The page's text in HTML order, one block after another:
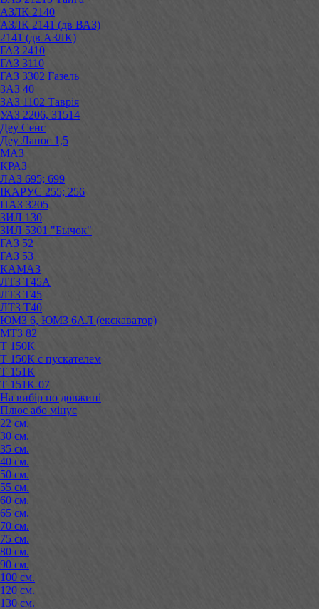
АЗЛК 2140
АЗЛК 2141 (дв ВАЗ)
2141 (дв АЗЛК)
ГАЗ 2410
ГАЗ 3110
ГАЗ 3302 Газель
ЗАЗ 40
ЗАЗ 1102 Таврія
УАЗ 2206, 31514
Деу Сенс
Деу Ланос 1,5
МАЗ
КРАЗ
ЛАЗ 695; 699
ІКАРУС 255; 256
ПАЗ 3205
ЗИЛ 130
ЗИЛ 5301 "Бычок"
ГАЗ 52
ГАЗ 53
КАМАЗ
ЛТЗ Т45А
ЛТЗ Т45
ЛТЗ Т40
ЮМЗ 6, ЮМЗ 6АЛ (екскаватор)
МТЗ 82
Т 150К
Т 150К с пускателем
Т 151К
Т 151К-07
На вибір по довжині
Плюс або мінус
22 см.
30 см.
35 см.
40 см.
50 см.
55 см.
60 см.
65 см.
70 см.
75 см.
80 см.
90 см.
100 см.
120 см.
130 см.